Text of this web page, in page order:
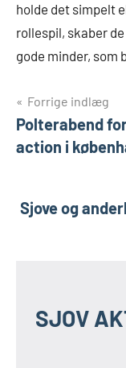
holde det simpelt
rollespil, skaber
gode minder, som
Forrige indlæg
Polterabend
action i
Sjove og
SJOV